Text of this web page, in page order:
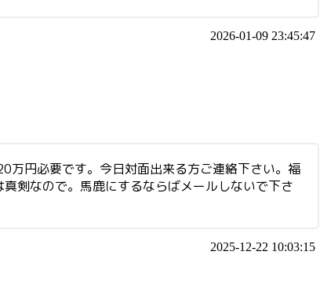
2026-01-09 23:45:47
万円必要です。今日対面出来る方ご連絡下さい。福
剣なので。馬鹿にするならばメールしないで下さ
2025-12-22 10:03:15